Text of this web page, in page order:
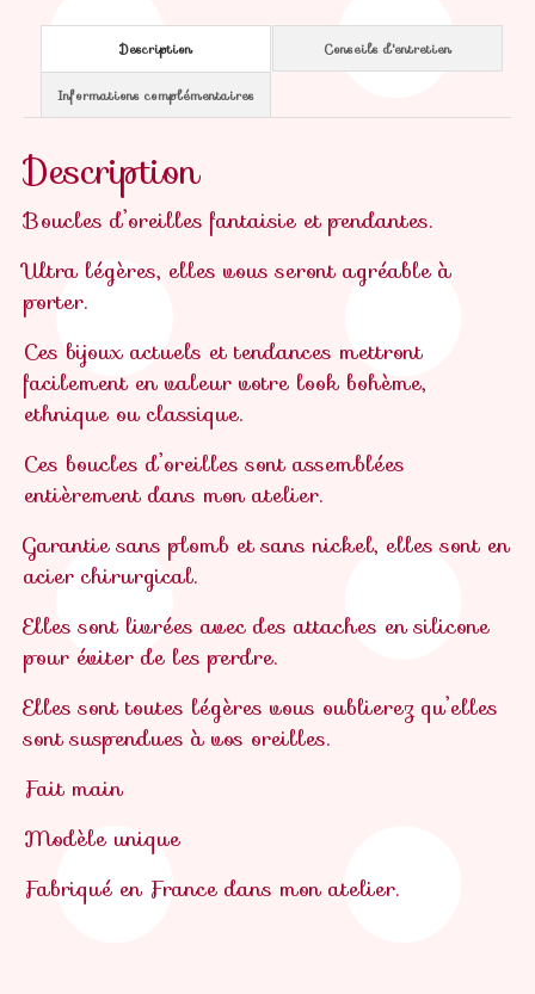
Description Conseils d'entretien
Informations complémentaires
Description
Boucles d’oreilles fantaisie et pendantes.
Ultra légères, elles vous seront agréable à
porter.
Ces bijoux actuels et tendances mettront
facilement en valeur votre look bohème,
ethnique ou classique.
Ces boucles d’oreilles sont assemblées
entièrement dans mon atelier.
Garantie sans plomb et sans nickel, elles sont en
acier chirurgical.
Elles sont livrées avec des attaches en silicone
pour éviter de les perdre.
Elles sont toutes légères vous oublierez qu’elles
sont suspendues à vos oreilles.
Fait main
Modèle unique
Fabriqué en France dans mon atelier.